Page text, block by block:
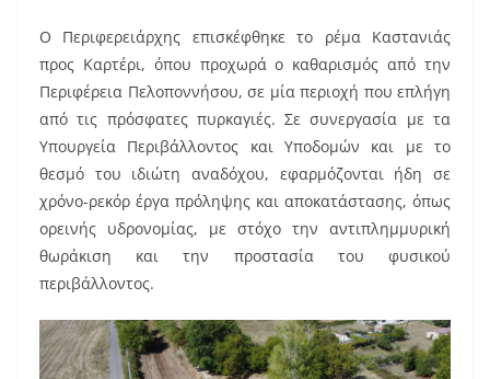
Ο Περιφερειάρχης επισκέφθηκε το ρέμα Καστανιάς
προς Καρτέρι, όπου προχωρά ο καθαρισμός από την
Περιφέρεια Πελοποννήσου, σε μία περιοχή που επλήγη
από τις πρόσφατες πυρκαγιές. Σε συνεργασία με τα
Υπουργεία Περιβάλλοντος και Υποδομών και με το
θεσμό του ιδιώτη αναδόχου, εφαρμόζονται ήδη σε
χρόνο-ρεκόρ έργα πρόληψης και αποκατάστασης, όπως
ορεινής υδρονομίας, με στόχο την αντιπλημμυρική
θωράκιση και την προστασία του φυσικού
περιβάλλοντος.